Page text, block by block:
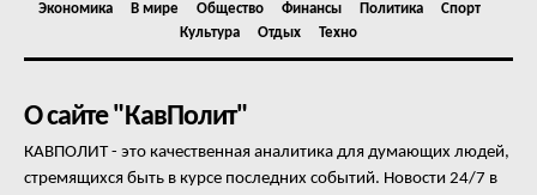
Экономика В мире Общество Финансы Политика
Спорт
Культура
Отдых Техно
О сайте "КавПолит"
КАВПОЛИТ - это качественная аналитика для думающих людей,
стремящихся быть в курсе последних событий. Новости 24/7 в